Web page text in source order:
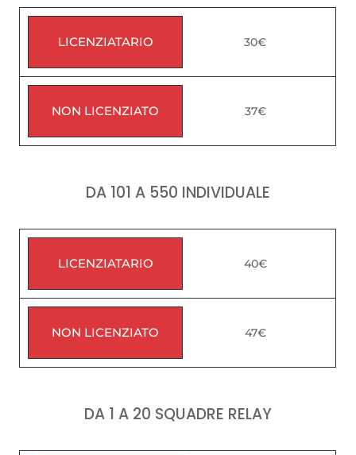
LICENZIATARIO 30€
NON LICENZIATO 37€
DA 101 A 550 INDIVIDUALE
LICENZIATARIO 40€
NON LICENZIATO 47€
DA 1 A 20 SQUADRE RELAY